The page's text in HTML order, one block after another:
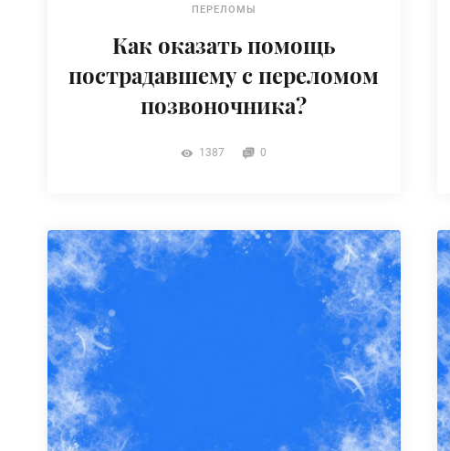
ПЕРЕЛОМЫ
Как оказать помощь
пострадавшему с переломом
позвоночника?
1387 0